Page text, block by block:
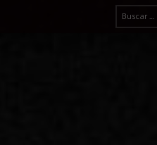
Buscar: